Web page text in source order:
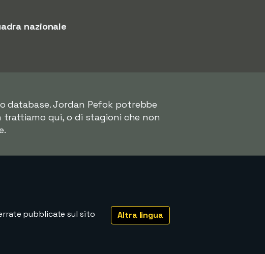
nazionale
database. Jordan Pefok potrebbe
qui, o di stagioni che non
Altra lingua
pubblicate sul sito